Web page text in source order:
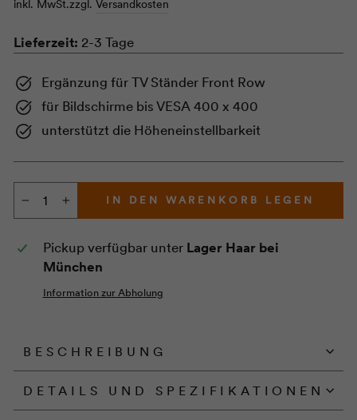
VESA 400 x 300
inkl. MwSt.zzgl. Versandkosten
Lieferzeit: 2-3 Tage
Ergänzung für TV Ständer Front Row
für Bildschirme bis VESA 400 x 400
unterstützt die Höheneinstellbarkeit
+
IN DEN WARENKORB LEGEN
Pickup verfügbar unter Lager Haar bei
München
Information zur Abholung
BESCHREIBUNG
DETAILS UND SPEZIFIKATIONEN